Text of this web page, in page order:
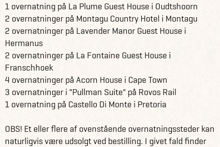
1 overnatning på La Plume Guest House i Oudtshoorn
2 overnatninger på Montagu Country Hotel i Montagu
2 overnatninger på Lavender Manor Guest House i
Hermanus
2 overnatninger på La Fontaine Guest House i
Franschhoek
4 overnatninger på Acorn House i Cape Town
3 overnatninger i "Pullman Suite" på Rovos Rail
1 overnatning på Castello Di Monte i Pretoria
OBS! Et eller flere af ovenstående overnatningssteder kan
naturligvis være udsolgt ved bestilling. I givet fald finder